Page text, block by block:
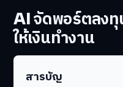
AI จัดพอร์ตลงทุ
ให้เงินทำงาน
สารบัญ